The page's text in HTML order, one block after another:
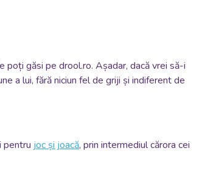
poți găsi pe drool.ro. Așadar, dacă vrei să-i
a lui, fără niciun fel de griji și indiferent de
pentru joc și joacă, prin intermediul cărora cei